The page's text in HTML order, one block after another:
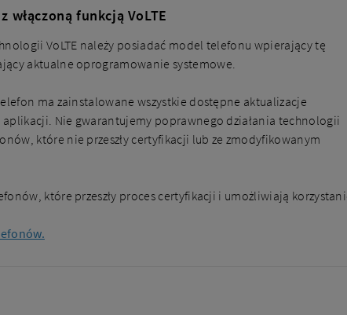
funkcją VoLTE
VoLTE należy posiadać model telefonu wpierający tę
aktualne oprogramowanie systemowe.
ma zainstalowane wszystkie dostępne aktualizacje
Nie gwarantujemy poprawnego działania technologii
które nie przeszły certyfikacji lub ze zmodyfikowanym
które przeszły proces certyfikacji i umożliwiają